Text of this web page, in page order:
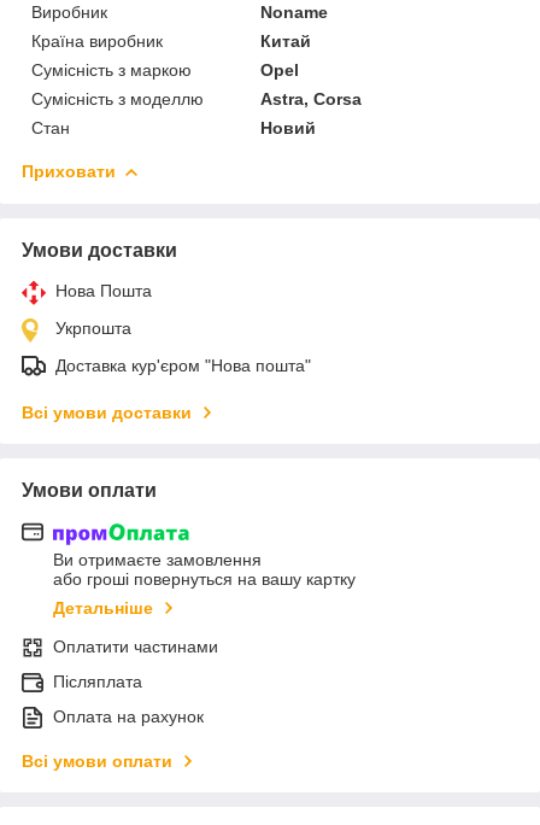
Виробник
Noname
Країна виробник
Китай
Сумісність з маркою
Opel
Сумісність з моделлю
Astra, Corsa
Стан
Новий
Приховати
Умови доставки
Нова Пошта
Укрпошта
Доставка кур'єром "Нова пошта"
Всі умови доставки
Умови оплати
Ви отримаєте замовлення
або гроші повернуться на вашу картку
Детальніше
Оплатити частинами
Післяплата
Оплата на рахунок
Всі умови оплати